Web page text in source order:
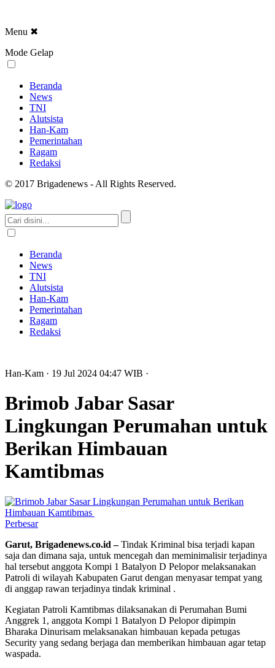
Menu ✖
Mode Gelap
Beranda
News
TNI
Alutsista
Han-Kam
Pemerintahan
Ragam
Redaksi
© 2017 Brigadenews - All Rights Reserved.
Beranda
News
TNI
Alutsista
Han-Kam
Pemerintahan
Ragam
Redaksi
Han-Kam · 19 Jul 2024 04:47 WIB ·
Brimob Jabar Sasar
Lingkungan Perumahan untuk
Berikan Himbauan
Kamtibmas
Perbesar
Garut, Brigadenews.co.id –Tindak Kriminal bisa terjadi kapan
saja dan dimana saja, untuk mencegah dan meminimalisir terjadinya
hal tersebut anggota Kompi 1 Batalyon D Pelopor melaksanakan
Patroli di wilayah Kabupaten Garut dengan menyasar tempat yang
di anggap rawan terjadinya tindak kriminal .
Kegiatan Patroli Kamtibmas dilaksanakan di Perumahan Bumi
Anggrek 1, anggota Kompi 1 Batalyon D Pelopor dipimpin
Bharaka Dinurisam melaksanakan himbauan kepada petugas
Security yang sedang berjaga dan memberikan himbauan agar tetap
waspada.